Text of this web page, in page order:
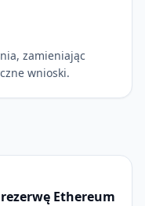
zamieniając
wnioski.
Ethereum